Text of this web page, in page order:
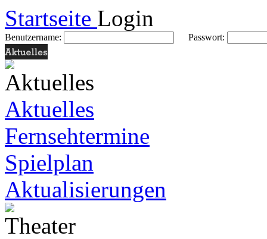
Startseite Login
Benutzername: Passwort:
Aktuelles
Fernsehtermine
Spielplan
Aktualisierungen